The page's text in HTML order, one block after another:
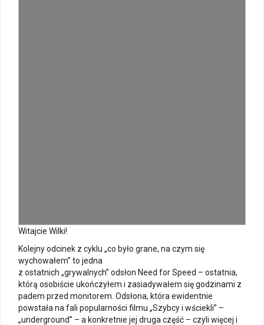
Witajcie Wilki!
Kolejny odcinek z cyklu „co było grane, na czym się
wychowałem” to jedna
z ostatnich „grywalnych” odsłon Need for Speed – ostatnia,
którą osobiście ukończyłem i zasiadywałem się godzinami z
padem przed monitorem. Odsłona, która ewidentnie
powstała na fali popularności filmu „Szybcy i wściekli” –
„underground” – a konkretnie jej druga część – czyli więcej i